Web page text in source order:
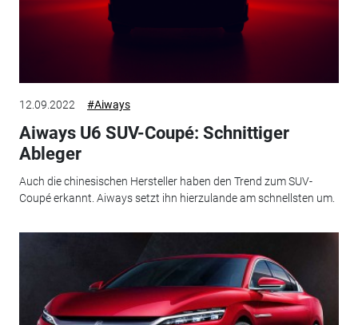
12.09.2022 #Aiways
Aiways U6 SUV-Coupé: Schnittiger
Ableger
Auch die chinesischen Hersteller haben den Trend zum SUV-
Coupé erkannt. Aiways setzt ihn hierzulande am schnellsten um.